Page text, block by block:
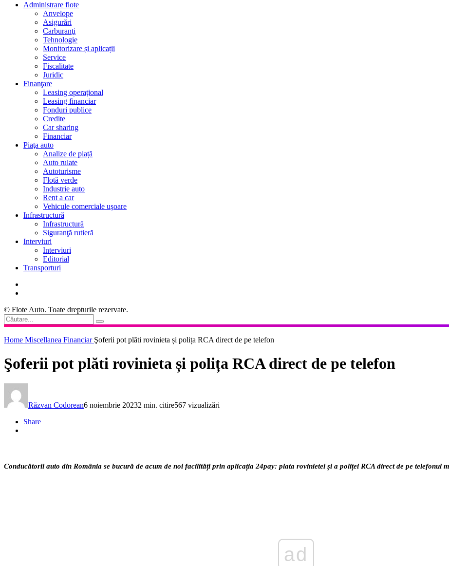
Administrare flote
Anvelope
Asigurări
Carburanţi
Tehnologie
Monitorizare și aplicații
Service
Fiscalitate
Juridic
Finanţare
Leasing operaţional
Leasing financiar
Fonduri publice
Credite
Car sharing
Financiar
Piaţa auto
Analize de piață
Auto rulate
Autoturisme
Flotă verde
Industrie auto
Rent a car
Vehicule comerciale uşoare
Infrastructură
Infrastructură
Siguranţă rutieră
Interviuri
Interviuri
Editorial
Transporturi
© Flote Auto. Toate drepturile rezervate.
Home Miscellanea Financiar Şoferii pot plăti rovinieta și polița RCA direct de pe telefon
Şoferii pot plăti rovinieta și polița RCA direct de pe telefon
Răzvan Codorean6 noiembrie 20232 min. citire567 vizualizări
Share
Conducătorii auto din România se bucură de acum de noi facilități prin aplicația 24pay: plata rovinietei și a poliței RCA direct de pe telefonul
ad